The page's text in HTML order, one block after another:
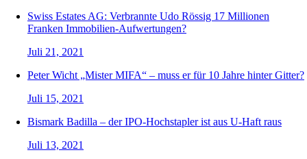
Swiss Estates AG: Verbrannte Udo Rössig 17 Millionen
Franken Immobilien-Aufwertungen?
Juli 21, 2021
Peter Wicht „Mister MIFA“ – muss er für 10 Jahre hinter Gitter?
Juli 15, 2021
Bismark Badilla – der IPO-Hochstapler ist aus U-Haft raus
Juli 13, 2021